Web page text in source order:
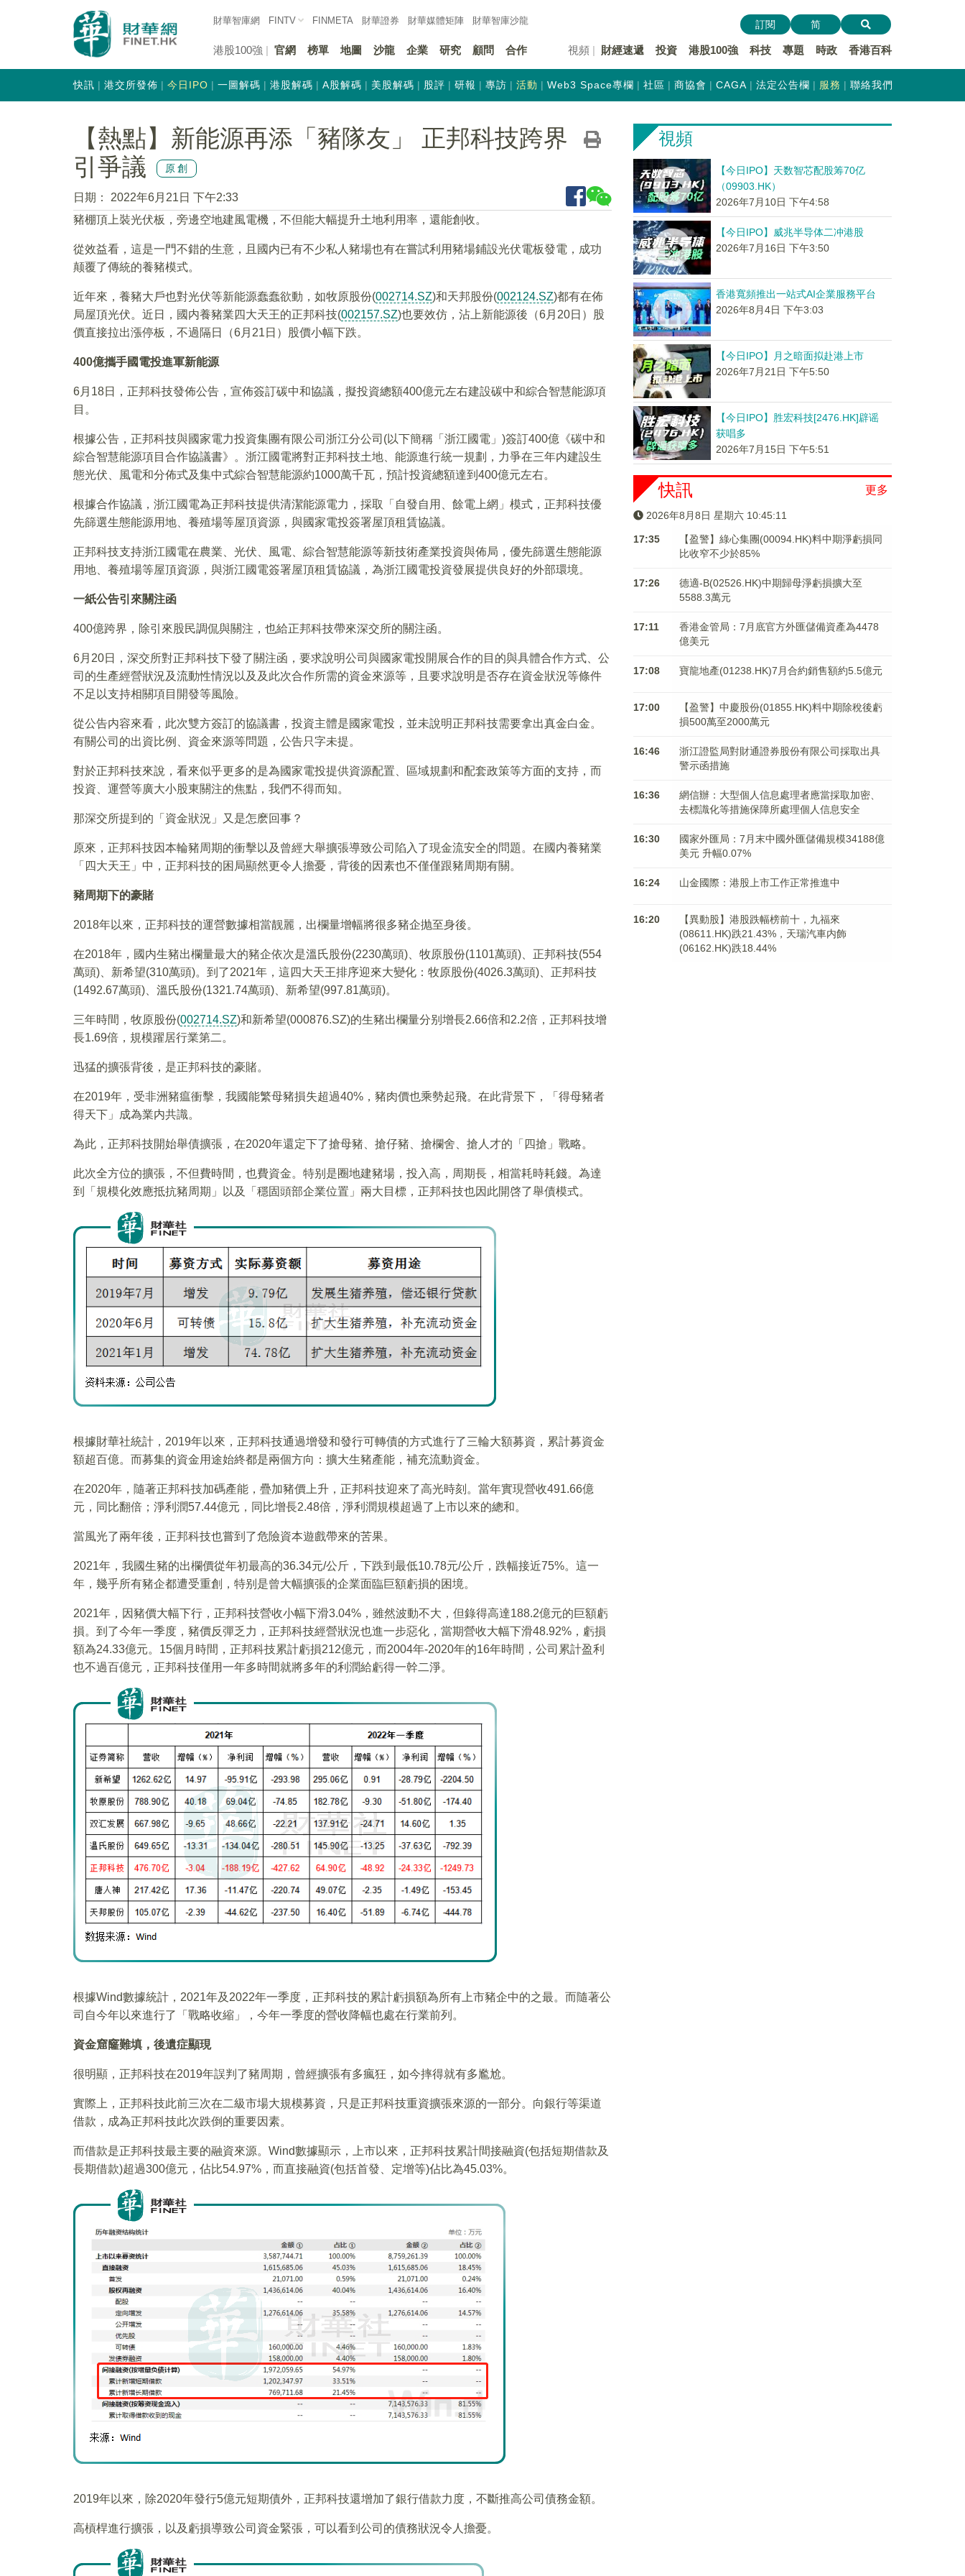
財華智庫網 FINTV FINMETA 財華證券 財華媒體矩陣 財華智庫沙龍
港股100強 官網 榜單 地圖 沙龍 企業 研究 顧問 合作 視頻 財經速遞 投資 港股100強 科技 專題 時政 香港百科
訂閱 简
快訊 港交所發佈 今日IPO 一圖解碼 港股解碼 A股解碼 美股解碼 股評 研報 專訪 活動 Web3 Space專欄 社區 商協會 CAGA 法定公告欄 服務 聯絡我們
【熱點】新能源再添「豬隊友」 正邦科技跨界
引爭議
原創
日期：
2022年6月21日 下午2:33
豬棚頂上裝光伏板，旁邊空地建風電機，不但能大幅提升土地利用率，還能創收。
從效益看，這是一門不錯的生意，且國内已有不少私人豬場也有在嘗試利用豬場鋪設光伏電板發電，成功
颠覆了傳統的養豬模式。
近年來，養豬大戶也對光伏等新能源蠢蠢欲動，如牧原股份(002714.SZ)和天邦股份(002124.SZ)都有在佈
局屋頂光伏。近日，國内養豬業四大天王的正邦科技(002157.SZ)也要效仿，沾上新能源後（6月20日）股
價直接拉出漲停板，不過隔日（6月21日）股價小幅下跌。
400億攜手國電投進軍新能源
6月18日，正邦科技發佈公告，宣佈簽訂碳中和協議，擬投資總額400億元左右建設碳中和綜合智慧能源項
目。
根據公告，正邦科技與國家電力投資集團有限公司浙江分公司(以下簡稱「浙江國電」)簽訂400億《碳中和
綜合智慧能源項目合作協議書》。浙江國電將對正邦科技土地、能源進行統一規劃，力爭在三年内建設生
態光伏、風電和分佈式及集中式綜合智慧能源約1000萬千瓦，預計投資總額達到400億元左右。
根據合作協議，浙江國電為正邦科技提供清潔能源電力，採取「自發自用、餘電上網」模式，正邦科技優
先篩選生態能源用地、養殖場等屋頂資源，與國家電投簽署屋頂租賃協議。
正邦科技支持浙江國電在農業、光伏、風電、綜合智慧能源等新技術產業投資與佈局，優先篩選生態能源
用地、養殖場等屋頂資源，與浙江國電簽署屋頂租賃協議，為浙江國電投資發展提供良好的外部環境。
一紙公告引來關注函
400億跨界，除引來股民調侃與關注，也給正邦科技帶來深交所的關注函。
6月20日，深交所對正邦科技下發了關注函，要求說明公司與國家電投開展合作的目的與具體合作方式、公
司的生產經營狀況及流動性情況以及及此次合作所需的資金來源等，且要求說明是否存在資金狀況等條件
不足以支持相關項目開發等風險。
從公告内容來看，此次雙方簽訂的協議書，投資主體是國家電投，並未說明正邦科技需要拿出真金白金。
有關公司的出資比例、資金來源等問題，公告只字未提。
對於正邦科技來說，看來似乎更多的是為國家電投提供資源配置、區域規劃和配套政策等方面的支持，而
投資、運營等廣大小股東關注的焦點，我們不得而知。
那深交所提到的「資金狀況」又是怎麽回事？
原來，正邦科技因本輪豬周期的衝擊以及曾經大舉擴張導致公司陷入了現金流安全的問題。在國内養豬業
「四大天王」中，正邦科技的困局顯然更令人擔憂，背後的因素也不僅僅跟豬周期有關。
豬周期下的豪賭
2018年以來，正邦科技的運營數據相當靓麗，出欄量增幅將很多豬企抛至身後。
在2018年，國内生豬出欄量最大的豬企依次是溫氏股份(2230萬頭)、牧原股份(1101萬頭)、正邦科技(554
萬頭)、新希望(310萬頭)。到了2021年，這四大天王排序迎來大變化：牧原股份(4026.3萬頭)、正邦科技
(1492.67萬頭)、溫氏股份(1321.74萬頭)、新希望(997.81萬頭)。
三年時間，牧原股份(002714.SZ)和新希望(000876.SZ)的生豬出欄量分别增長2.66倍和2.2倍，正邦科技增
長1.69倍，規模躍居行業第二。
迅猛的擴張背後，是正邦科技的豪賭。
在2019年，受非洲豬瘟衝擊，我國能繁母豬損失超過40%，豬肉價也乘勢起飛。在此背景下，「得母豬者
得天下」成為業内共識。
為此，正邦科技開始舉債擴張，在2020年還定下了搶母豬、搶仔豬、搶欄舍、搶人才的「四搶」戰略。
此次全方位的擴張，不但費時間，也費資金。特别是圈地建豬場，投入高，周期長，相當耗時耗錢。為達
到「規模化效應抵抗豬周期」以及「穩固頭部企業位置」兩大目標，正邦科技也因此開啓了舉債模式。
根據財華社統計，2019年以來，正邦科技通過增發和發行可轉債的方式進行了三輪大額募資，累計募資金
額超百億。而募集的資金用途始終都是兩個方向：擴大生豬產能，補充流動資金。
在2020年，隨著正邦科技加碼產能，疊加豬價上升，正邦科技迎來了高光時刻。當年實現營收491.66億
元，同比翻倍；淨利潤57.44億元，同比增長2.48倍，淨利潤規模超過了上市以來的總和。
當風光了兩年後，正邦科技也嘗到了危險資本遊戲帶來的苦果。
2021年，我國生豬的出欄價從年初最高的36.34元/公斤，下跌到最低10.78元/公斤，跌幅接近75%。這一
年，幾乎所有豬企都遭受重創，特别是曾大幅擴張的企業面臨巨額虧損的困境。
2021年，因豬價大幅下行，正邦科技營收小幅下滑3.04%，雖然波動不大，但錄得高達188.2億元的巨額虧
損。到了今年一季度，豬價反彈乏力，正邦科技經營狀況也進一步惡化，當期營收大幅下滑48.92%，虧損
額為24.33億元。15個月時間，正邦科技累計虧損212億元，而2004年-2020年的16年時間，公司累計盈利
也不過百億元，正邦科技僅用一年多時間就將多年的利潤給虧得一幹二淨。
根據Wind數據統計，2021年及2022年一季度，正邦科技的累計虧損額為所有上市豬企中的之最。而隨著公
司自今年以來進行了「戰略收縮」，今年一季度的營收降幅也處在行業前列。
資金窟窿難填，後遺症顯現
很明顯，正邦科技在2019年誤判了豬周期，曾經擴張有多瘋狂，如今摔得就有多尷尬。
實際上，正邦科技此前三次在二級市場大規模募資，只是正邦科技重資擴張來源的一部分。向銀行等渠道
借款，成為正邦科技此次跌倒的重要因素。
而借款是正邦科技最主要的融資來源。Wind數據顯示，上市以來，正邦科技累計間接融資(包括短期借款及
長期借款)超過300億元，佔比54.97%，而直接融資(包括首發、定增等)佔比為45.03%。
2019年以來，除2020年發行5億元短期債外，正邦科技還增加了銀行借款力度，不斷推高公司債務金額。
高槓桿進行擴張，以及虧損導致公司資金緊張，可以看到公司的債務狀況令人擔憂。
視頻
【今日IPO】天数智芯配股筹70亿
（09903.HK）
2026年7月10日 下午4:58
【今日IPO】威兆半导体二冲港股
2026年7月16日 下午3:50
香港寬頻推出一站式AI企業服務平台
2026年8月4日 下午3:03
【今日IPO】月之暗面拟赴港上市
2026年7月21日 下午5:50
【今日IPO】胜宏科技[2476.HK]辟谣
获唱多
2026年7月15日 下午5:51
更多
快訊
2026年8月8日 星期六 10:45:12
17:35
【盈警】綠心集團(00094.HK)料中期淨虧損同
比收窄不少於85%
17:26
德適-B(02526.HK)中期歸母淨虧損擴大至
5588.3萬元
17:11
香港金管局：7月底官方外匯儲備資產為4478
億美元
17:08 寶龍地產(01238.HK)7月合約銷售額約5.5億元
17:00
【盈警】中慶股份(01855.HK)料中期除稅後虧
損500萬至2000萬元
16:46
浙江證監局對財通證券股份有限公司採取出具
警示函措施
16:36
網信辦：大型個人信息處理者應當採取加密、
去標識化等措施保障所處理個人信息安全
16:30
國家外匯局：7月末中國外匯儲備規模34188億
美元 升幅0.07%
16:24 山金國際：港股上市工作正常推進中
16:20
【異動股】港股跌幅榜前十，九福來
(08611.HK)跌21.43%，天瑞汽車内飾
(06162.HK)跌18.44%